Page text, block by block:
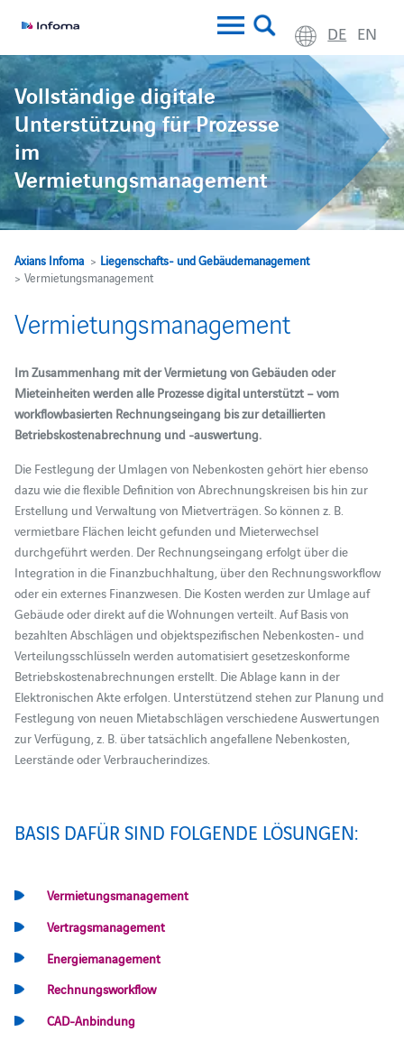
DE EN
Vollständige digitale
Unterstützung für Prozesse
im
Vermietungsmanagement
Axians Infoma> Liegenschafts- und Gebäudemanagement
> Vermietungsmanagement
Vermietungsmanagement
Im Zusammenhang mit der Vermietung von Gebäuden oder
Mieteinheiten werden alle Prozesse digital unterstützt – vom
workflowbasierten Rechnungseingang bis zur detaillierten
Betriebskostenabrechnung und -auswertung.
Die Festlegung der Umlagen von Nebenkosten gehört hier ebenso
dazu wie die flexible Definition von Abrechnungskreisen bis hin zur
Erstellung und Verwaltung von Mietverträgen. So können z. B.
vermietbare Flächen leicht gefunden und Mieterwechsel
durchgeführt werden. Der Rechnungseingang erfolgt über die
Integration in die Finanzbuchhaltung, über den Rechnungsworkflow
oder ein externes Finanzwesen. Die Kosten werden zur Umlage auf
Gebäude oder direkt auf die Wohnungen verteilt. Auf Basis von
bezahlten Abschlägen und objektspezifischen Nebenkosten- und
Verteilungsschlüsseln werden automatisiert gesetzeskonforme
Betriebskostenabrechnungen erstellt. Die Ablage kann in der
Elektronischen Akte erfolgen. Unterstützend stehen zur Planung und
Festlegung von neuen Mietabschlägen verschiedene Auswertungen
zur Verfügung, z. B. über tatsächlich angefallene Nebenkosten,
Leerstände oder Verbraucherindizes.
BASIS DAFÜR SIND FOLGENDE LÖSUNGEN:
Vermietungsmanagement
Vertragsmanagement
Energiemanagement
Rechnungsworkflow
CAD-Anbindung